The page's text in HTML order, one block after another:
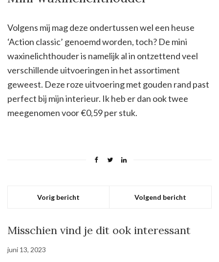
Volgens mij mag deze ondertussen wel een heuse
‘Action classic’ genoemd worden, toch? De mini
waxinelichthouder is namelijk al in ontzettend veel
verschillende uitvoeringen in het assortiment
geweest. Deze roze uitvoering met gouden rand past
perfect bij mijn interieur. Ik heb er dan ook twee
meegenomen voor €0,59 per stuk.
Vorig bericht Volgend bericht
Misschien vind je dit ook interessant
juni 13, 2023